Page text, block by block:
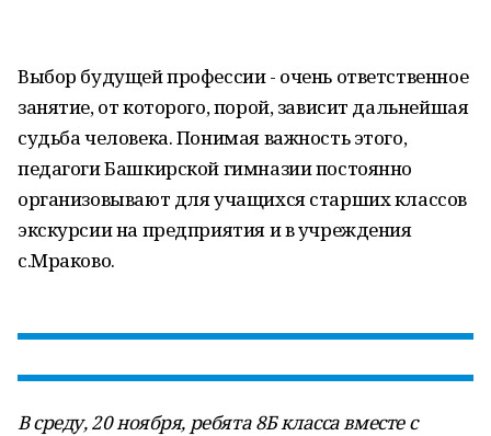
Выбор будущей профессии - очень ответственное
занятие, от которого, порой, зависит дальнейшая
судьба человека. Понимая важность этого,
педагоги Башкирской гимназии постоянно
организовывают для учащихся старших классов
экскурсии на предприятия и в учреждения
с.Мраково.
В среду, 20 ноября, ребята 8Б класса вместе с